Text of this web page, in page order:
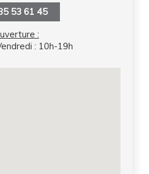
53 61 45
:
: 10h-19h